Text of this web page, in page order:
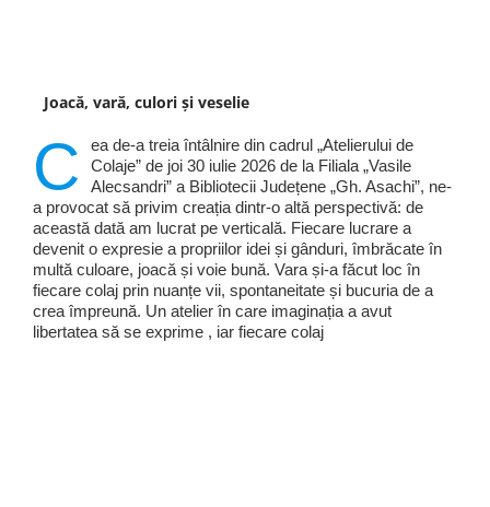
Joacă, vară, culori și veselie
C
ea de-a treia întâlnire din cadrul „Atelierului de
Colaje” de joi 30 iulie 2026 de la Filiala „Vasile
Alecsandri” a Bibliotecii Județene „Gh. Asachi”, ne-
a provocat să privim creația dintr-o altă perspectivă: de
această dată am lucrat pe verticală. Fiecare lucrare a
devenit o expresie a propriilor idei și gânduri, îmbrăcate în
multă culoare, joacă și voie bună. Vara și-a făcut loc în
fiecare colaj prin nuanțe vii, spontaneitate și bucuria de a
crea împreună. Un atelier în care imaginația a avut
libertatea să se exprime , iar fiecare colaj